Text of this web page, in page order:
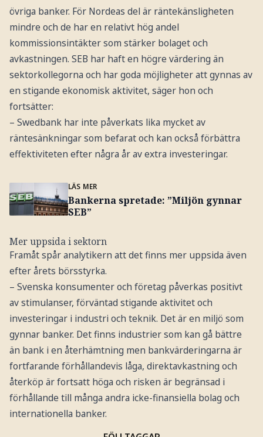
övriga banker. För Nordeas del är räntekänsligheten
mindre och de har en relativt hög andel
kommissionsintäkter som stärker bolaget och
avkastningen. SEB har haft en högre värdering än
sektorkollegorna och har goda möjligheter att gynnas av
en stigande ekonomisk aktivitet, säger hon och
fortsätter:
– Swedbank har inte påverkats lika mycket av
räntesänkningar som befarat och kan också förbättra
effektiviteten efter några år av extra investeringar.
LÄS MER
Bankerna spretade: ”Miljön gynnar
SEB”
Mer uppsida i sektorn
Framåt spår analytikern att det finns mer uppsida även
efter årets börsstyrka.
– Svenska konsumenter och företag påverkas positivt
av stimulanser, förväntad stigande aktivitet och
investeringar i industri och teknik. Det är en miljö som
gynnar banker. Det finns industrier som kan gå bättre
än bank i en återhämtning men bankvärderingarna är
fortfarande förhållandevis låga, direktavkastning och
återköp är fortsatt höga och risken är begränsad i
förhållande till många andra icke-finansiella bolag och
internationella banker.